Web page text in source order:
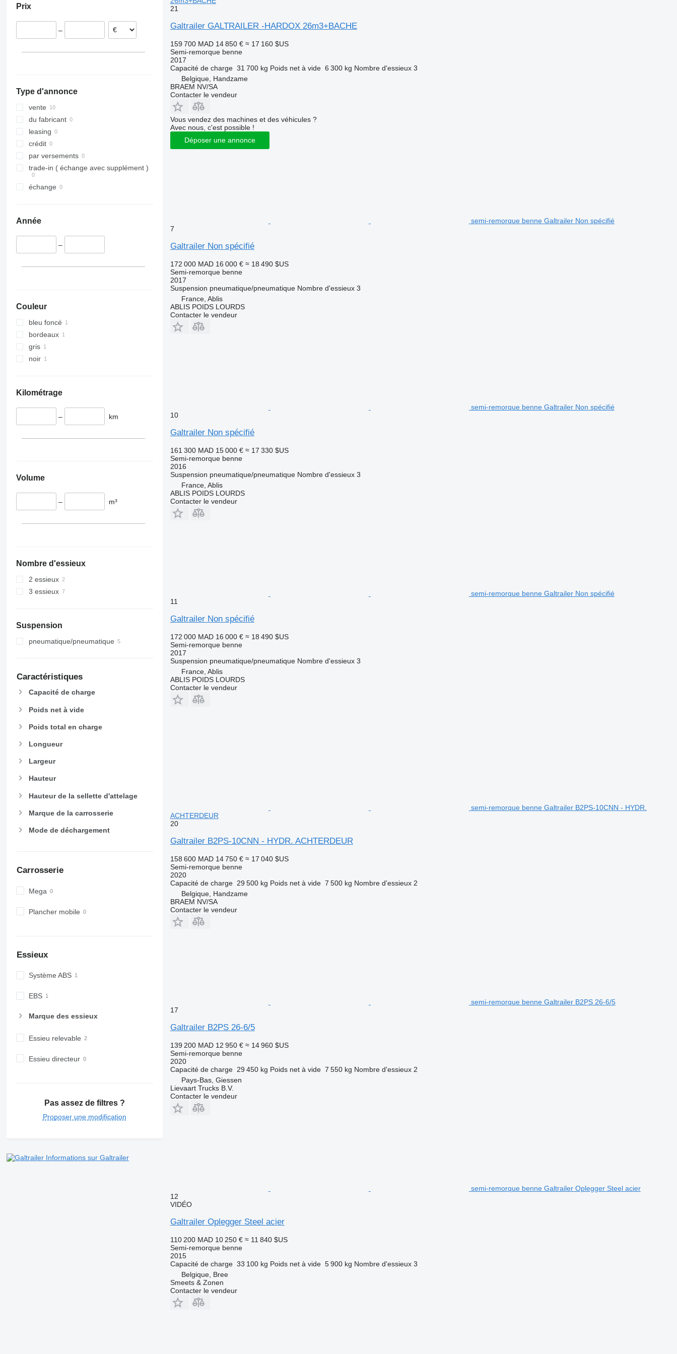
Portugal
Espagne
Prix
–
Type d'annonce
vente
du fabricant
leasing
crédit
par versements
trade-in ( échange avec supplément )
échange
Année
–
Couleur
bleu foncé
bordeaux
gris
noir
Kilométrage
– km
Volume
– m³
Nombre d'essieux
2 essieux
3 essieux
Suspension
pneumatique/pneumatique
Caractéristiques
Capacité de charge
Poids net à vide
Poids total en charge
Longueur
Largeur
Hauteur
Hauteur de la sellette d'attelage
Marque de la carrosserie
Mode de déchargement
Carrosserie
Mega
Plancher mobile
Essieux
Système ABS
EBS
Marque des essieux
Essieu relevable
Essieu directeur
Pas assez de filtres ?
Proposer une modification
Informations sur Galtrailer
21
Galtrailer GALTRAILER -HARDOX 26m3+BACHE
159 700 MAD 14 850 € ≈ 17 160 $US
Semi-remorque benne
2017
Capacité de charge 31 700 kg Poids net à vide 6 300 kg Nombre d'essieux 3
Belgique, Handzame
BRAEM NV/SA
Contacter le vendeur
Vous vendez des machines et des véhicules ?
Avec nous, c'est possible !
Déposer une annonce
semi-remorque benne Galtrailer Non spécifié
7
Galtrailer Non spécifié
172 000 MAD 16 000 € ≈ 18 490 $US
Semi-remorque benne
2017
Suspension pneumatique/pneumatique Nombre d'essieux 3
France, Ablis
ABLIS POIDS LOURDS
Contacter le vendeur
semi-remorque benne Galtrailer Non spécifié
10
Galtrailer Non spécifié
161 300 MAD 15 000 € ≈ 17 330 $US
Semi-remorque benne
2016
Suspension pneumatique/pneumatique Nombre d'essieux 3
France, Ablis
ABLIS POIDS LOURDS
Contacter le vendeur
semi-remorque benne Galtrailer Non spécifié
11
Galtrailer Non spécifié
172 000 MAD 16 000 € ≈ 18 490 $US
Semi-remorque benne
2017
Suspension pneumatique/pneumatique Nombre d'essieux 3
France, Ablis
ABLIS POIDS LOURDS
Contacter le vendeur
semi-remorque benne Galtrailer B2PS-10CNN - HYDR.
ACHTERDEUR
20
Galtrailer B2PS-10CNN - HYDR. ACHTERDEUR
158 600 MAD 14 750 € ≈ 17 040 $US
Semi-remorque benne
2020
Capacité de charge 29 500 kg Poids net à vide 7 500 kg Nombre d'essieux 2
Belgique, Handzame
BRAEM NV/SA
Contacter le vendeur
semi-remorque benne Galtrailer B2PS 26-6/5
17
Galtrailer B2PS 26-6/5
139 200 MAD 12 950 € ≈ 14 960 $US
Semi-remorque benne
2020
Capacité de charge 29 450 kg Poids net à vide 7 550 kg Nombre d'essieux 2
Pays-Bas, Giessen
Lievaart Trucks B.V.
Contacter le vendeur
semi-remorque benne Galtrailer Oplegger Steel acier
12
VIDÉO
Galtrailer Oplegger Steel acier
110 200 MAD 10 250 € ≈ 11 840 $US
Semi-remorque benne
2015
Capacité de charge 33 100 kg Poids net à vide 5 900 kg Nombre d'essieux 3
Belgique, Bree
Smeets & Zonen
Contacter le vendeur